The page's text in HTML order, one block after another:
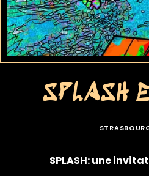
SPLASH
SPLASH: une